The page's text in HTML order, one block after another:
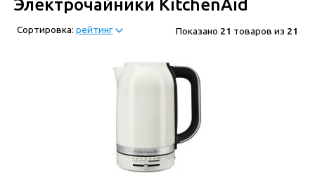
Электрочайники KitchenAid
Сортировка: рейтинг Показано 21 товаров из 21